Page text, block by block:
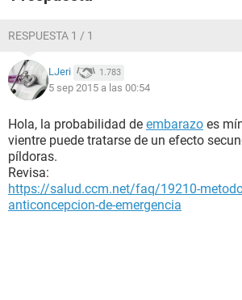
RESPUESTA 1 / 1
LJeri 1.783
5 sep 2015 a las 00:54
Hola, la probabilidad de embarazo es
vientre puede tratarse de un efecto
píldoras.
Revisa:
https://salud.ccm.net/faq/19210-
anticoncepcion-de-emergencia